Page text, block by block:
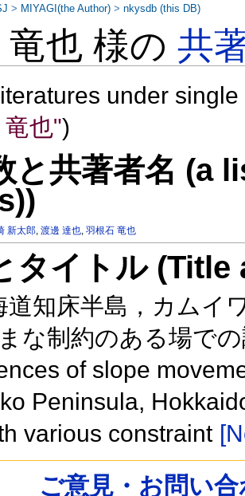
竜也 様の共
under
也")
と共著者名 (a
新太郎,渡邊 達也,羽根石 竜也
タイトル
道知床半島，カムイ
な制約のある場で
of slope
Peninsula,
various constraint
> MIYAGI(the Author) >nkysdb (this DB)
ご意見・お問い